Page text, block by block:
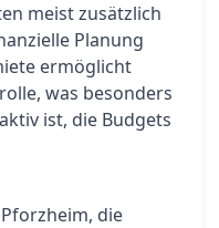
meist zusätzlich
Planung
ermöglicht
was besonders
ist, die Budgets
die